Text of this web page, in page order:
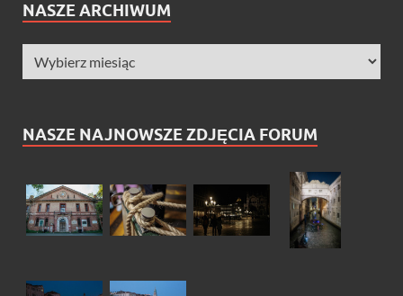
NASZE ARCHIWUM
NASZE NAJNOWSZE ZDJĘCIA FORUM